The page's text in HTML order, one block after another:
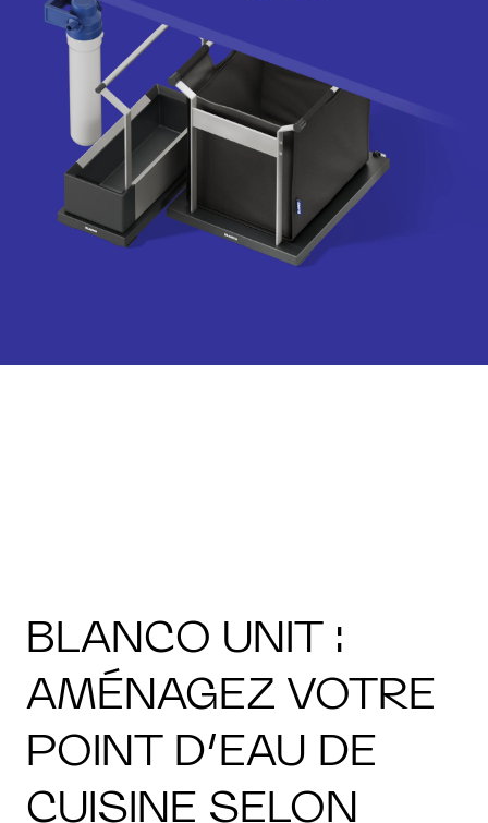
BLANCO UNIT :
AMÉNAGEZ VOTRE
POINT D’EAU DE
CUISINE SELON